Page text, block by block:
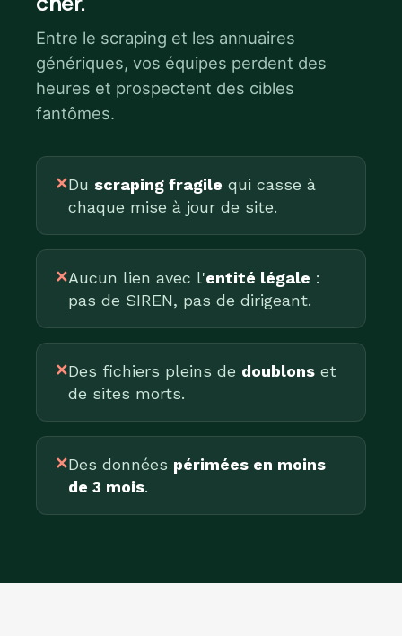
Entre le scraping et les annuaires
génériques, vos équipes perdent des
heures et prospectent des cibles
fantômes.
✕Du scraping fragile qui casse à
chaque mise à jour de site.
✕Aucun lien avec l'entité légale :
pas de SIREN, pas de dirigeant.
✕Des fichiers pleins de doublons et
de sites morts.
✕Des données périmées en moins
de 3 mois.